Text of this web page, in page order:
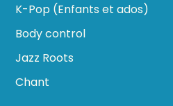
K-Pop (Enfants et ados)
Body control
Jazz Roots
Chant